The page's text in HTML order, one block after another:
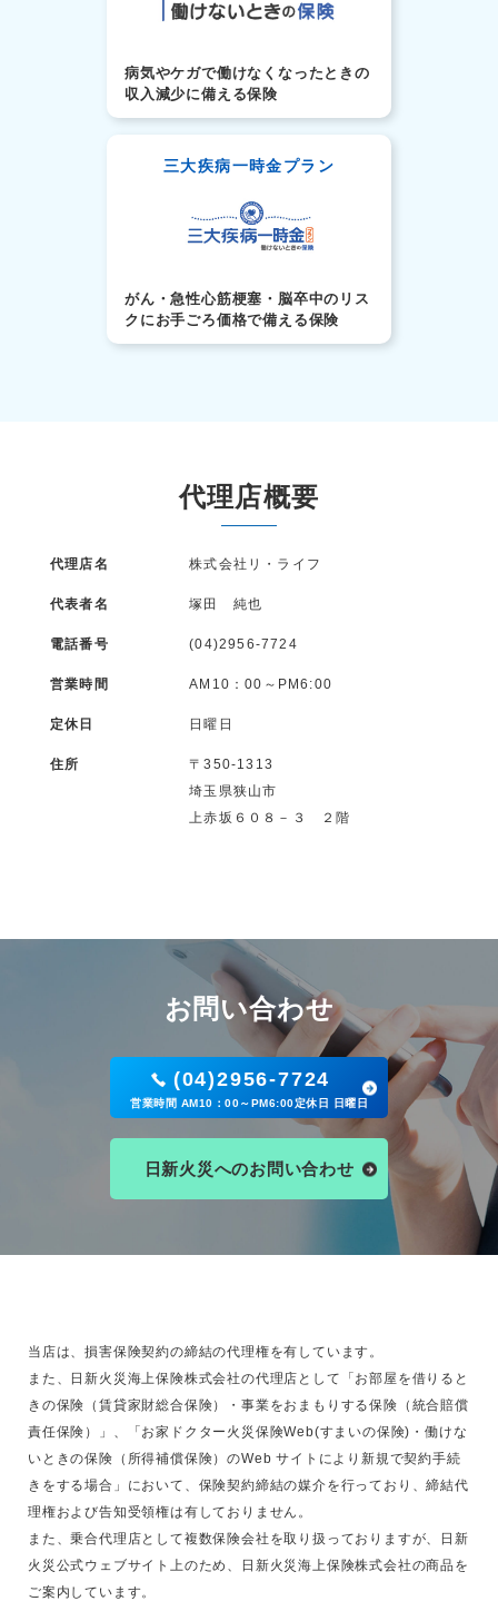
病気やケガで働けなくなったときの
収入減少に備える保険
三大疾病一時金プラン
がん・急性心筋梗塞・脳卒中のリス
クにお手ごろ価格で備える保険
代理店概要
代理店名 株式会社リ・ライフ
代表者名 塚田 純也
電話番号 (04)2956-7724
営業時間 AM10：00～PM6:00
定休日 日曜日
住所
〒350-1313
埼玉県狭山市
上赤坂６０８－３ ２階
お問い合わせ
(04)2956-7724
営業時間 AM10：00～PM6:00定休日 日曜日
日新火災へのお問い合わせ
当店は、損害保険契約の締結の代理権を有しています。
また、日新火災海上保険株式会社の代理店として「お部屋を借りると
きの保険（賃貸家財総合保険）・事業をおまもりする保険（統合賠償
責任保険）」、「お家ドクター火災保険Web(すまいの保険)・働けな
いときの保険（所得補償保険）のWeb サイトにより新規で契約手続
きをする場合」において、保険契約締結の媒介を行っており、締結代
理権および告知受領権は有しておりません。
また、乗合代理店として複数保険会社を取り扱っておりますが、日新
火災公式ウェブサイト上のため、日新火災海上保険株式会社の商品を
ご案内しています。